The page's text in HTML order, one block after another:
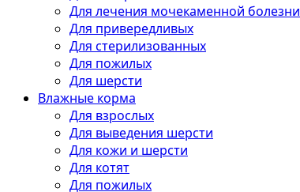
Для лечения мочекаменной болезни
Для привередливых
Для стерилизованных
Для пожилых
Для шерсти
Влажные корма
Для взрослых
Для выведения шерсти
Для кожи и шерсти
Для котят
Для пожилых